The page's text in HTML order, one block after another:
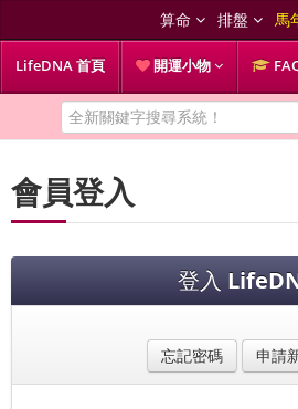
算命 排盤 馬
LifeDNA 首頁 開運小物
會員登入
登入
忘記密碼 申請